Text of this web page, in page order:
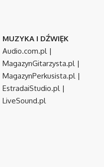
MUZYKA I DŹWIĘK
Audio.com.pl|
MagazynGitarzysta.pl|
MagazynPerkusista.pl|
EstradaiStudio.pl|
LiveSound.pl